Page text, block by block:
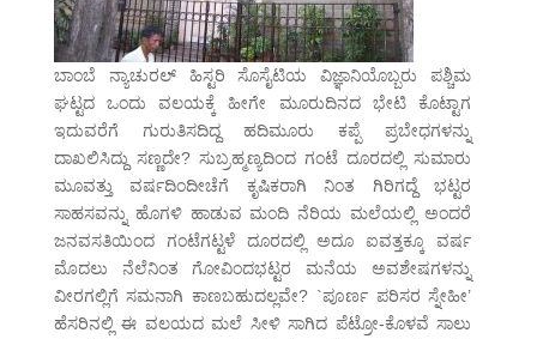
ಬಾಂಬೆ ನ್ಯಾಚುರಲ್ ಹಿಸ್ಟರಿ ಸೊಸೈಟಿಯ ವಿಜ್ಞಾನಿಯೊಬ್ಬರು ಪಶ್ಚಿಮ
ಘಟ್ಟದ ಒಂದು ವಲಯಕ್ಕೆ ಹೀಗೇ ಮೂರುದಿನದ ಭೇಟಿ ಕೊಟ್ಟಾಗ
ಇದುವರೆಗೆ ಗುರುತಿಸದಿದ್ದ ಹದಿಮೂರು ಕಪ್ಪೆ ಪ್ರಬೇಧಗಳನ್ನು
ದಾಖಲಿಸಿದ್ದು ಸಣ್ಣದೇ? ಸುಬ್ರಹ್ಮಣ್ಯದಿಂದ ಗಂಟೆ ದೂರದಲ್ಲಿ ಸುಮಾರು
ಮೂವತ್ತು ವರ್ಷದಿಂದೀಚೆಗೆ ಕೃಷಿಕರಾಗಿ ನಿಂತ ಗಿರಿಗದ್ದೆ ಭಟ್ಟರ
ಸಾಹಸವನ್ನು ಹೊಗಳಿ ಹಾಡುವ ಮಂದಿ ನೆರಿಯ ಮಲೆಯಲ್ಲಿ ಅಂದರೆ
ಜನವಸತಿಯಿಂದ ಗಂಟೆಗಟ್ಟಳೆ ದೂರದಲ್ಲಿ ಅದೂ ಐವತ್ತಕ್ಕೂ ವರ್ಷ
ಮೊದಲು ನೆಲೆನಿಂತ ಗೋವಿಂದಭಟ್ಟರ ಮನೆಯ ಅವಶೇಷಗಳನ್ನು
ವೀರಗಲ್ಲಿಗೆ ಸಮನಾಗಿ ಕಾಣಬಹುದಲ್ಲವೇ? `ಪೂರ್ಣ ಪರಿಸರ ಸ್ನೇಹೀ’
ಹೆಸರಿನಲ್ಲಿ ಈ ವಲಯದ ಮಲೆ ಸೀಳಿ ಸಾಗಿದ ಪೆಟ್ರೋ-ಕೊಳವೆ ಸಾಲು